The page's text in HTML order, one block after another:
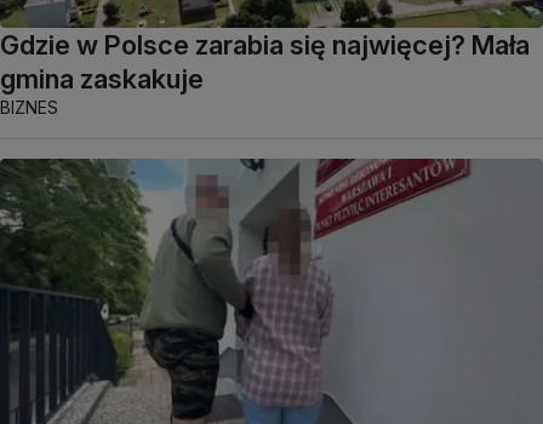
Gdzie w Polsce zarabia się najwięcej? Mała
gmina zaskakuje
BIZNES